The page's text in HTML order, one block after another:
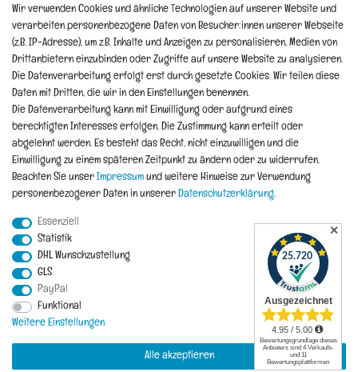
Reklamation
Informationen
Hinweis zur Entsorgung von Altbaterien
*Teil-Widerruf
Impressum Daten­schutz­erklärung Widerrufs­recht
Wir verwenden Cookies und ähnliche Technologien auf unserer Website und
verarbeiten personenbezogene Daten von Besucher:innen unserer Webseite
(z.B. IP-Adresse), um z.B. Inhalte und Anzeigen zu personalisieren, Medien von
Drittanbietern einzubinden oder Zugriffe auf unsere Website zu analysieren.
Die Datenverarbeitung erfolgt erst durch gesetzte Cookies. Wir teilen diese
Daten mit Dritten, die wir in den Einstellungen benennen.
Die Datenverarbeitung kann mit Einwilligung oder aufgrund eines
berechtigten Interesses erfolgen. Die Zustimmung kann erteilt oder
abgelehnt werden. Es besteht das Recht, nicht einzuwilligen und die
Einwilligung zu einem späteren Zeitpunkt zu ändern oder zu widerrufen.
Beachten Sie unser Impressum und weitere Hinweise zur Verwendung
personenbezogener Daten in unserer Daten­schutz­erklärung.
Essenziell
Statistik
DHL Wunschzustellung
GLS
PayPal
Funktional
Weitere Einstellungen
Alle akzeptieren
✕